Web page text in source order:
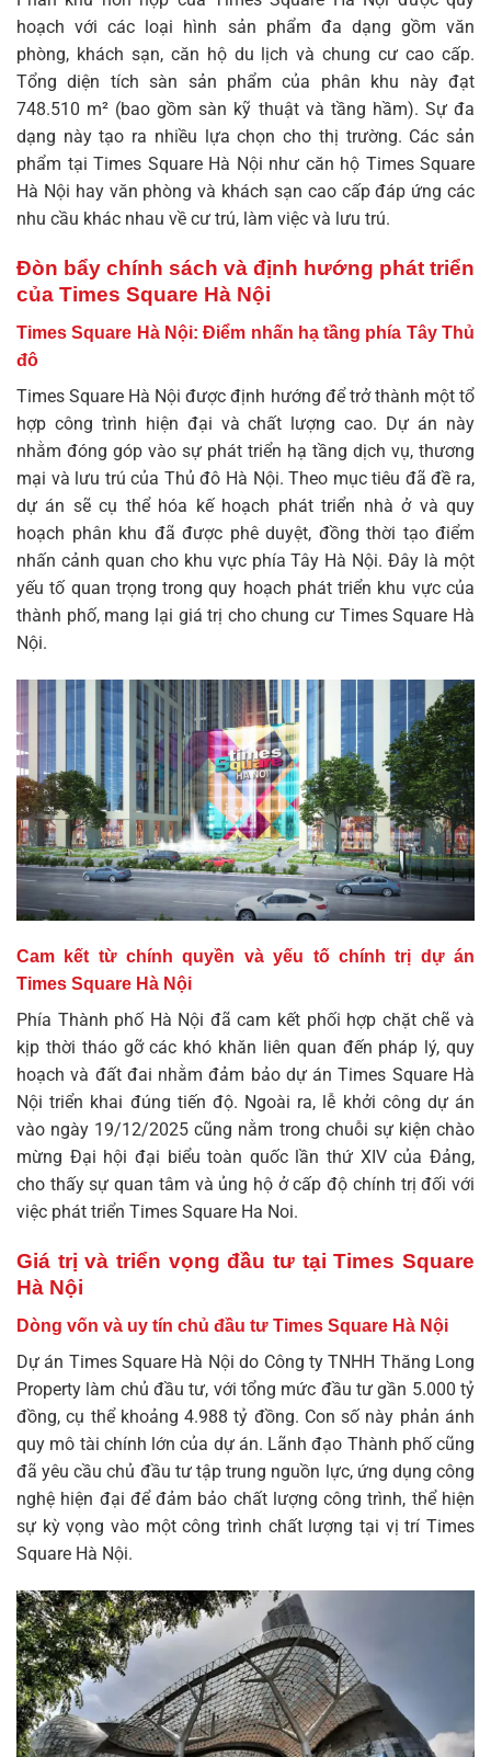
hoạch với các loại hình sản phẩm đa dạng gồm văn
phòng, khách sạn, căn hộ du lịch và chung cư cao cấp.
Tổng diện tích sàn sản phẩm của phân khu này đạt
748.510 m² (bao gồm sàn kỹ thuật và tầng hầm). Sự đa
dạng này tạo ra nhiều lựa chọn cho thị trường. Các sản
phẩm tại Times Square Hà Nội như căn hộ Times Square
Hà Nội hay văn phòng và khách sạn cao cấp đáp ứng các
nhu cầu khác nhau về cư trú, làm việc và lưu trú.
Đòn bẩy chính sách và định hướng phát triển
của Times Square Hà Nội
Times Square Hà Nội: Điểm nhấn hạ tầng phía Tây Thủ
đô
Times Square Hà Nội được định hướng để trở thành một tổ
hợp công trình hiện đại và chất lượng cao. Dự án này
nhằm đóng góp vào sự phát triển hạ tầng dịch vụ, thương
mại và lưu trú của Thủ đô Hà Nội. Theo mục tiêu đã đề ra,
dự án sẽ cụ thể hóa kế hoạch phát triển nhà ở và quy
hoạch phân khu đã được phê duyệt, đồng thời tạo điểm
nhấn cảnh quan cho khu vực phía Tây Hà Nội. Đây là một
yếu tố quan trọng trong quy hoạch phát triển khu vực của
thành phố, mang lại giá trị chochung cư Times Square Hà
Nội.
Cam kết từ chính quyền và yếu tố chính trị dự án
Times Square Hà Nội
Phía Thành phố Hà Nội đã cam kết phối hợp chặt chẽ và
kịp thời tháo gỡ các khó khăn liên quan đến pháp lý, quy
hoạch và đất đai nhằm đảm bảo dự án Times Square Hà
Nội triển khai đúng tiến độ. Ngoài ra, lễ khởi công dự án
vào ngày 19/12/2025 cũng nằm trong chuỗi sự kiện chào
mừng Đại hội đại biểu toàn quốc lần thứ XIV của Đảng,
cho thấy sự quan tâm và ủng hộ ở cấp độ chính trị đối với
việc phát triển Times Square Ha Noi.
Giá trị và triển vọng đầu tư tại Times Square
Hà Nội
Dòng vốn và uy tín chủ đầu tư Times Square Hà Nội
Dự án Times Square Hà Nội do Công ty TNHH Thăng Long
Property làm chủ đầu tư, với tổng mức đầu tư gần 5.000 tỷ
đồng, cụ thể khoảng 4.988 tỷ đồng. Con số này phản ánh
quy mô tài chính lớn của dự án. Lãnh đạo Thành phố cũng
đã yêu cầu chủ đầu tư tập trung nguồn lực, ứng dụng công
nghệ hiện đại để đảm bảo chất lượng công trình, thể hiện
sự kỳ vọng vào một công trình chất lượng tại vị trí Times
Square Hà Nội.